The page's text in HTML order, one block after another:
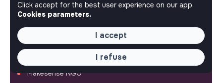
ABOUT
Makesense NGO
Click accept for the best user experience on our app.
Cookies parameters.
I accept
I refuse